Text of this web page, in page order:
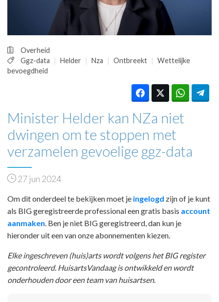
PRAKTIJKZAKEN
TARIEVEN
MEDISCHE VAKHANDEL
INLOGGEN
Overheid
Ggz-data
Helder Nza Ontbreekt
Wettelijke
bevoegdheid
Minister Helder kan NZa niet
dwingen om te stoppen met
verzamelen gevoelige ggz-data
27 jun 2024
Om dit onderdeel te bekijken moet je ingelogd zijn of je kunt
als BIG geregistreerde professional een gratis basis account
aanmaken. Ben je niet BIG geregistreerd, dan kun je
hieronder uit een van onze abonnementen kiezen.
Elke ingeschreven (huis)arts wordt volgens het BIG register
gecontroleerd. HuisartsVandaag is ontwikkeld en wordt
onderhouden door een team van huisartsen.